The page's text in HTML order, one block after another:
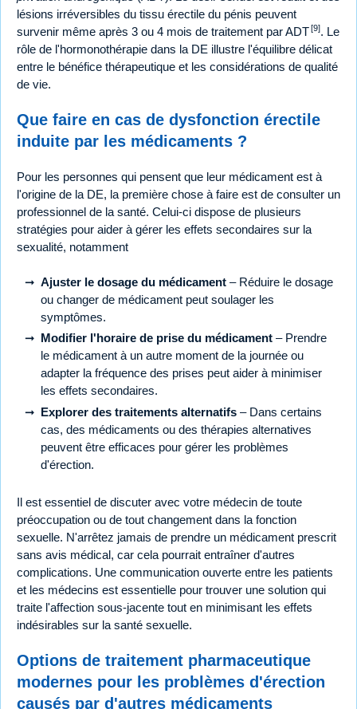
lésions irréversibles du tissu érectile du pénis peuvent
survenir même après 3 ou 4 mois de traitement par ADT[9]. Le
rôle de l'hormonothérapie dans la DE illustre l'équilibre délicat
entre le bénéfice thérapeutique et les considérations de qualité
de vie.
Que faire en cas de dysfonction érectile
induite par les médicaments ?
Pour les personnes qui pensent que leur médicament est à
l'origine de la DE, la première chose à faire est de consulter un
professionnel de la santé. Celui-ci dispose de plusieurs
stratégies pour aider à gérer les effets secondaires sur la
sexualité, notamment
Ajuster le dosage du médicament – Réduire le dosage
ou changer de médicament peut soulager les
symptômes.
Modifier l'horaire de prise du médicament – Prendre
le médicament à un autre moment de la journée ou
adapter la fréquence des prises peut aider à minimiser
les effets secondaires.
Explorer des traitements alternatifs – Dans certains
cas, des médicaments ou des thérapies alternatives
peuvent être efficaces pour gérer les problèmes
d'érection.
Il est essentiel de discuter avec votre médecin de toute
préoccupation ou de tout changement dans la fonction
sexuelle. N'arrêtez jamais de prendre un médicament prescrit
sans avis médical, car cela pourrait entraîner d'autres
complications. Une communication ouverte entre les patients
et les médecins est essentielle pour trouver une solution qui
traite l'affection sous-jacente tout en minimisant les effets
indésirables sur la santé sexuelle.
Options de traitement pharmaceutique
modernes pour les problèmes d'érection
causés par d'autres médicaments